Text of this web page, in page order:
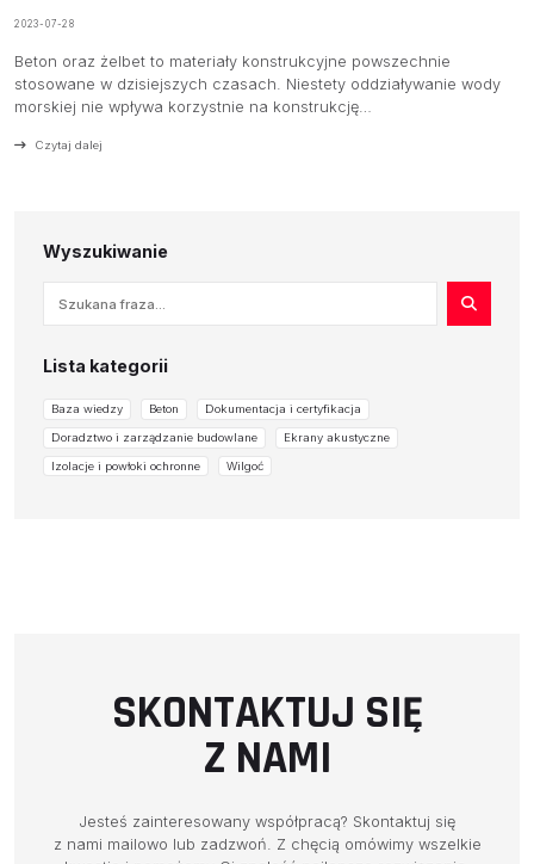
O NAS
OFERTA
PRODUCENCI
2023-07-28
Beton oraz żelbet to materiały konstrukcyjne powszechnie
stosowane w dzisiejszych czasach. Niestety oddziaływanie wody
morskiej nie wpływa korzystnie na konstrukcję…
Czytaj dalej
Wyszukiwanie
Lista kategorii
Baza wiedzy Beton Dokumentacja i certyfikacja
Doradztwo i zarządzanie budowlane Ekrany akustyczne
Izolacje i powłoki ochronne Wilgoć
SKONTAKTUJ SIĘ
Z NAMI
Jesteś zainteresowany współpracą? Skontaktuj się
z nami mailowo lub zadzwoń. Z chęcią omówimy wszelkie